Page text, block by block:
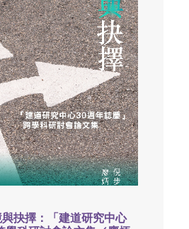
與抉擇：「建道研究中心